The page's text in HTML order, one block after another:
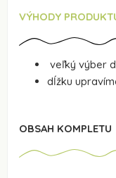
VÝHODY
veľký výber
dĺžku
OBSAH KOMPLETU